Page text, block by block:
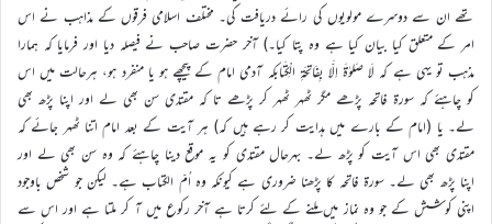
تھے ان سے دوسرے مولویوں کی رائے دریافت کی۔ مختلف اسلامی فرقوں کے مذاہب نے اس
امر کے متعلق کیا بیان کیا ہے وہ پتا کیا۔) آخر حضرت صاحب نے فیصلہ دیا اور فرمایا کہ ہمارا
مذہب تو یہی ہے کہ لَا صَلوٰۃَ اِلَّا بِفَاتِحَۃِ الْکِتَابکہ آدمی امام کے پیچھے ہو یا منفرد ہو، ہرحالت میں اس
کو چاہئے کہ سورۃ فاتحہ پڑھے مگر ٹھہر ٹھہر کر پڑھے تا کہ مقتدی سن بھی لے اور اپنا پڑھ بھی
لے۔ یا (امام کے بارے میں ہدایت کر رہے ہیں کہ) ہر آیت کے بعد امام اتنا ٹھہر جائے کہ
مقتدی بھی اس آیت کو پڑھ لے۔ بہرحال مقتدی کو یہ موقع دینا چاہئے کہ وہ سن بھی لے اور
اپنا پڑھ بھی لے۔ سورۃ فاتحہ کا پڑھنا ضروری ہے کیونکہ وہ اُمّ الکتاب ہے۔ لیکن جو شخص باوجود
اپنی کوشش کے جو وہ نماز میں ملنے کے لئے کرتا ہے آخر رکوع میں آ کر ملتا ہے اور اس سے